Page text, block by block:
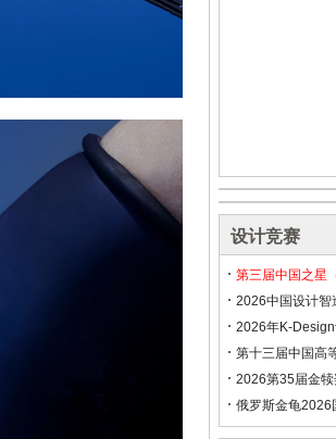
设计竞赛
第三届中国之星
2026中国设计智
2026年K-
第十三届中国高
2026第35届金
俄罗斯金龟2026